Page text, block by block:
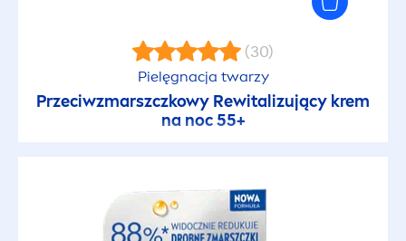
(30)
Pielęgnacja twarzy
Przeciwzmarszczkowy Rewitalizujący krem
na noc 55+